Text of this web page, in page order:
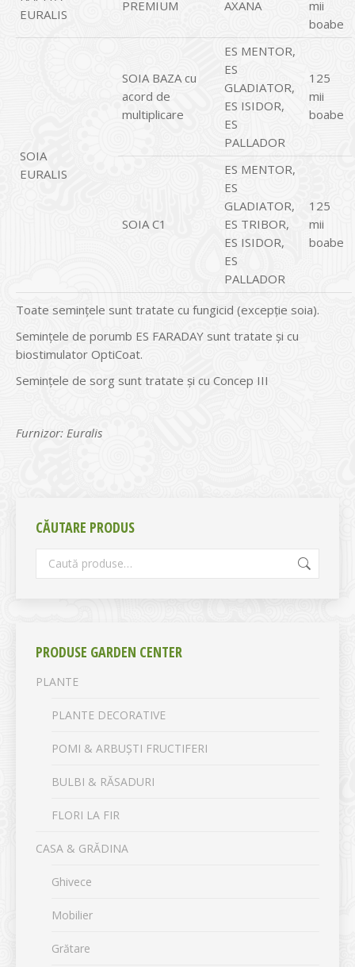
EURALIS
PREMIUM AXANA
mii
boabe
SOIA
EURALIS
SOIA BAZA cu
acord de
multiplicare
ES MENTOR,
ES
GLADIATOR,
ES ISIDOR,
ES
PALLADOR
125
mii
boabe
SOIA C1
ES MENTOR,
ES
GLADIATOR,
ES TRIBOR,
ES ISIDOR,
ES
PALLADOR
125
mii
boabe
Toate seminţele sunt tratate cu fungicid (excepție soia).
Semințele de porumb ES FARADAY sunt tratate și cu
biostimulator OptiCoat.
Seminţele de sorg sunt tratate şi cu Concep III
Furnizor: Euralis
CĂUTARE PRODUS
PRODUSE GARDEN CENTER
PLANTE
PLANTE DECORATIVE
POMI & ARBUȘTI FRUCTIFERI
BULBI & RĂSADURI
FLORI LA FIR
CASA & GRĂDINA
Ghivece
Mobilier
Grătare